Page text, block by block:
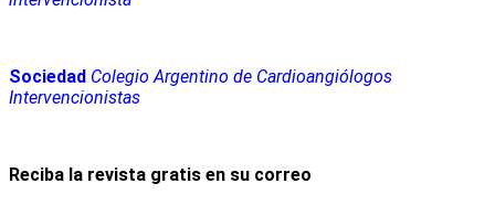
Sociedad Colegio Argentino de Cardioangiólogos
Intervencionistas
Reciba la revista gratis en su correo